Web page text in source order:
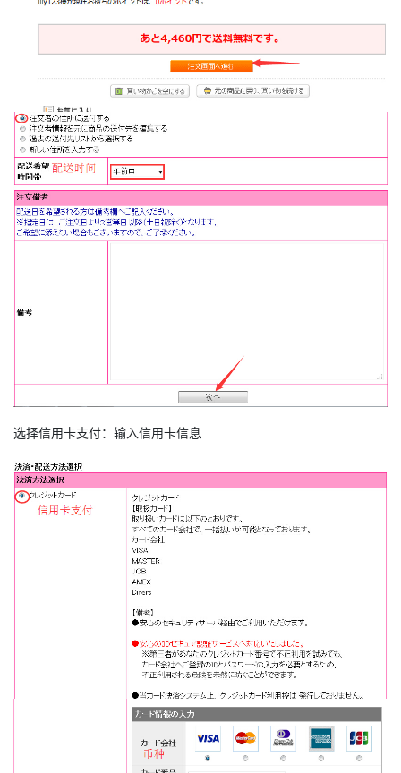
选择信用卡支付：输入信用卡信息